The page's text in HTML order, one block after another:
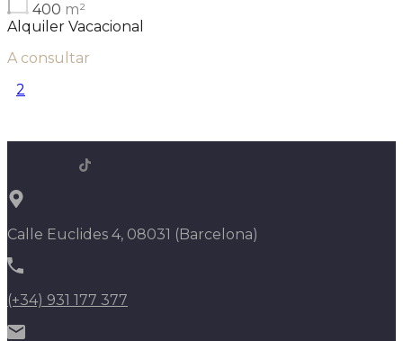
400 m²
Alquiler Vacacional
A consultar
2
Calle Euclides 4, 08031 (Barcelona)
(+34) 931 177 377